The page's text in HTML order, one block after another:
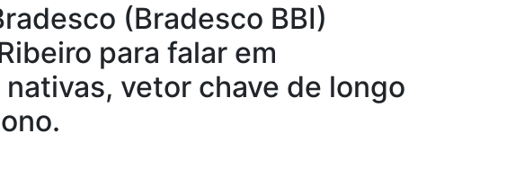
(Bradesco BBI)
para falar em
vetor chave de longo